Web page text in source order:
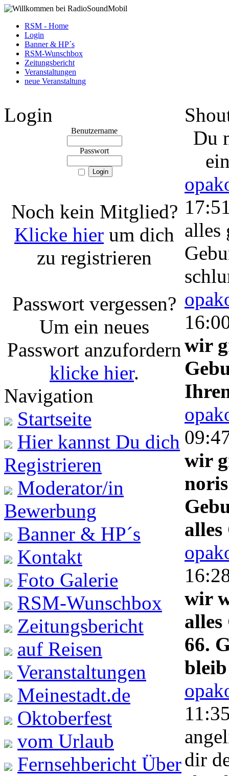
RSM - Home
Login
Banner & HP´s
RSM-Wunschbox
Zeitungsbericht
Veranstaltungen
neue Veranstaltung
Login
Benutzername
Passwort
Noch kein Mitglied?
Klicke hier um dich
zu registrieren
Passwort vergessen?
Um ein neues
Passwort anzufordern
klicke hier.
Navigation
Startseite
Hier kannst Du dich
Registrieren
Moderator/in
Bewerbung
Banner & HP´s
Kontakt
Foto Galerie
RSM-Wunschbox
Zeitungsbericht
auf Reisen
Veranstaltungen
Meinestadt.de
Oktoberfest
vom Urlaub
Fernsehbericht Über
Du
alles
wir
wir
alles
wir
alles
66.
dir